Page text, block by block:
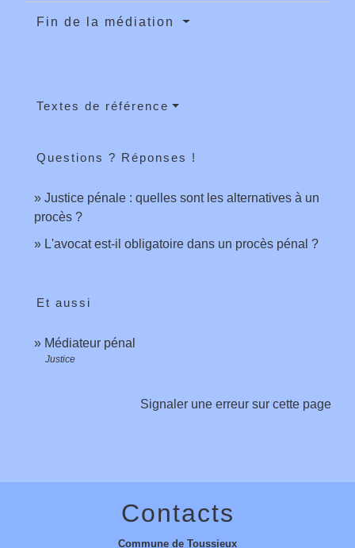
Fin de la médiation
Textes de référence
Questions ? Réponses !
Justice pénale : quelles sont les alternatives à un
procès ?
L'avocat est-il obligatoire dans un procès pénal ?
Et aussi
Médiateur pénal
Justice
Signaler une erreur sur cette page
Contacts
Commune de Toussieux